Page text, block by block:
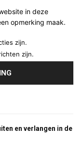
in deze
opmerking maak.
zijn.
zijn.
en verlangen in de